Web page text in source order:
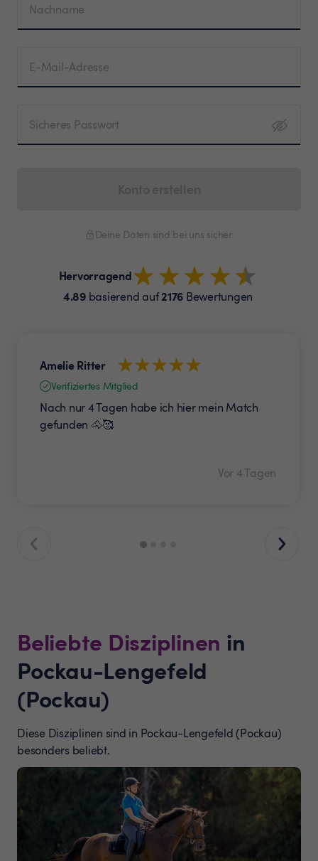
Nachname
E-Mail-Adresse
Sicheres Passwort
Deine Daten sind bei uns sicher.
Hervorragend
4.89basierend auf2176 Bewertungen
Amelie Ritter
Verifiziertes Mitglied
Nach nur 4 Tagen habe ich hier mein Match
gefunden 🐴🥰
Vor 4 Tagen
Beliebte Disziplinen in
Pockau-Lengefeld
(Pockau)
Diese Disziplinen sind in Pockau-Lengefeld (Pockau)
besonders beliebt.